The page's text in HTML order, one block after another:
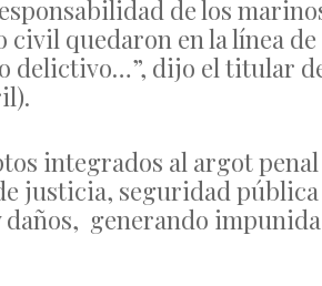
de los
civil quedaron en la línea de
delictivo…”, dijo el titular
integrados al argot penal
justicia, seguridad pública
generando